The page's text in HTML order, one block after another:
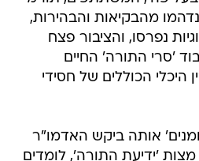
מהבקיאות והבהירות,
נפרסו, והציבור פצח
'סרי התורה' החיים
היכלי הכוללים של חסידי
אותה ביקש האדמו"ר
'ידיעת התורה', לומדים